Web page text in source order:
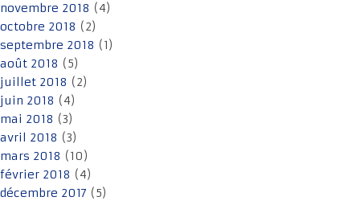
novembre 2018 (4)
octobre 2018 (2)
septembre 2018 (1)
août 2018 (5)
juillet 2018 (2)
juin 2018 (4)
mai 2018 (3)
avril 2018 (3)
mars 2018 (10)
février 2018 (4)
décembre 2017 (5)